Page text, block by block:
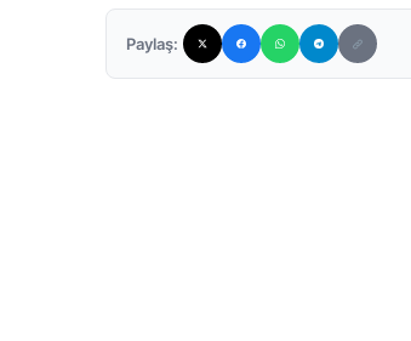
Paylaş: